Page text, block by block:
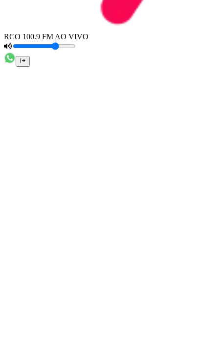
RCO 100.9 FM AO VIVO